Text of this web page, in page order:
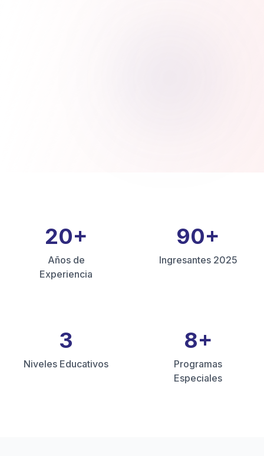
20+
Años de
Experiencia
90+
Ingresantes 2025
3
Niveles Educativos
8+
Programas
Especiales